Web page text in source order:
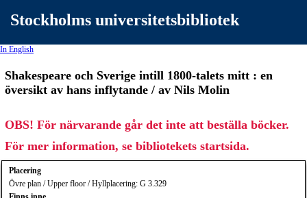
Stockholms universitetsbibliotek
In English
Shakespeare och Sverige intill 1800-talets mitt : en
översikt av hans inflytande / av Nils Molin
OBS! För närvarande går det inte att beställa böcker.
För mer information, se bibliotekets startsida.
Placering
Övre plan / Upper floor / Hyllplacering: G 3.329